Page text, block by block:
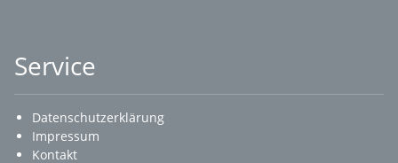
Service
Datenschutzerklärung
Impressum
Kontakt